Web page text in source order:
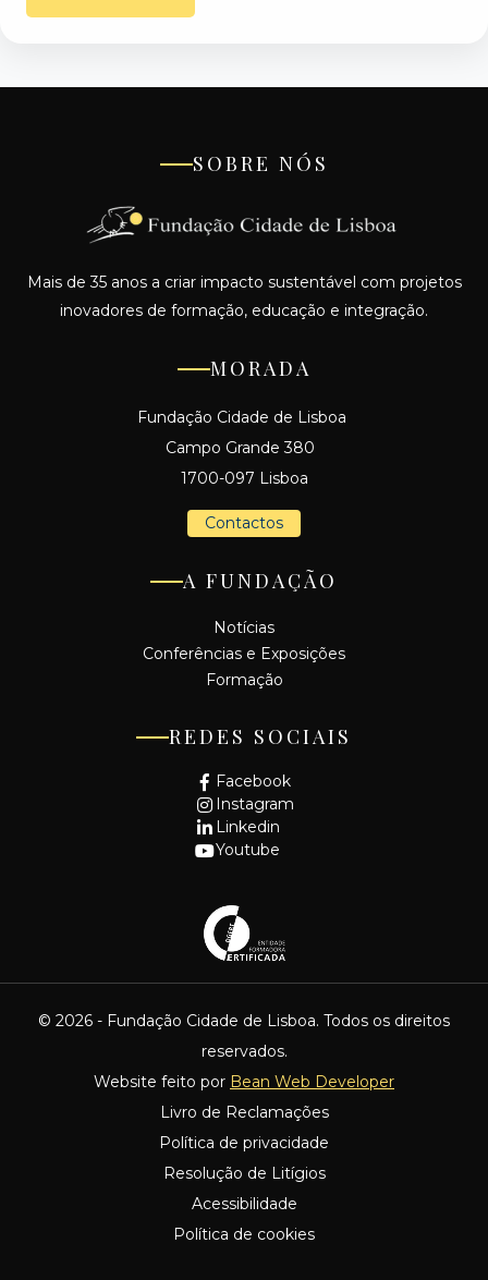
SOBRE NÓS
Mais de 35 anos a criar impacto sustentável com projetos
inovadores de formação, educação e integração.
MORADA
Fundação Cidade de Lisboa
Campo Grande 380
1700-097 Lisboa
Contactos
A FUNDAÇÃO
Notícias
Conferências e Exposições
Formação
REDES SOCIAIS
Facebook
Instagram
Linkedin
Youtube
© 2026 - Fundação Cidade de Lisboa. Todos os direitos
reservados.
Website feito por Bean Web Developer
Livro de Reclamações
Política de privacidade
Resolução de Litígios
Acessibilidade
Política de cookies